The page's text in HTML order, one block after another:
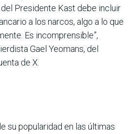
Presidente Kast debe incluir
a los narcos, algo a lo que
Es incomprensible”,
Gael Yeomans, del
de X.
su popularidad en las últimas